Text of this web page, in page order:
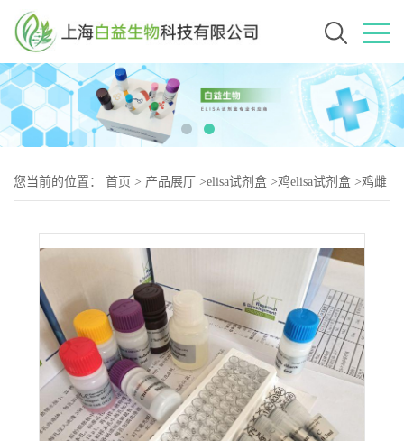
您当前的位置： 首页 > 产品展厅 >elisa试剂盒 >鸡elisa试剂盒 >鸡雌